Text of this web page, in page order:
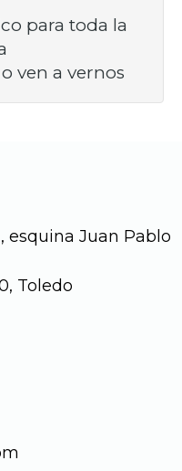
para toda la
ven a vernos
esquina Juan Pablo
Toledo